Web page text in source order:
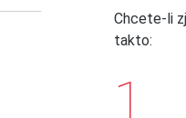
Chcete-li
takto: